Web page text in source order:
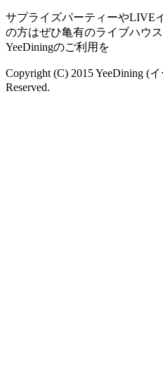
サプライズパーティーやLIVE
の方はぜひ亀有のライブハウ
YeeDiningのご利用を
Copyright (C) 2015 YeeDining (
Reserved.